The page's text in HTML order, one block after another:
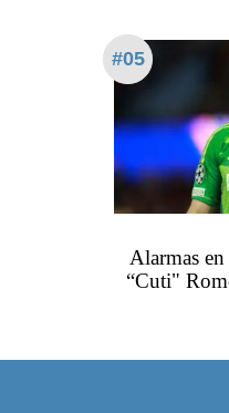
#05
Alarmas
“Cuti"